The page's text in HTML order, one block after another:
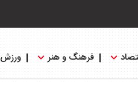
فرهنگ و هنر ورزش